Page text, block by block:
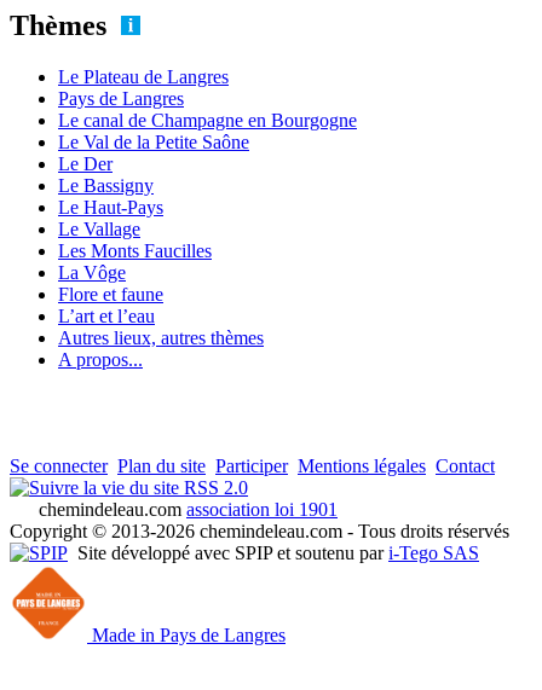
Thèmes
Le Plateau de Langres
Pays de Langres
Le canal de Champagne en Bourgogne
Le Val de la Petite Saône
Le Der
Le Bassigny
Le Haut-Pays
Le Vallage
Les Monts Faucilles
La Vôge
Flore et faune
L’art et l’eau
Autres lieux, autres thèmes
A propos...
Se connecter Plan du site Participer Mentions légales Contact
RSS 2.0
chemindeleau.com association loi 1901
Copyright © 2013-2026 chemindeleau.com - Tous droits réservés
Site développé avec SPIP et soutenu pari-Tego SAS
Made in Pays de Langres